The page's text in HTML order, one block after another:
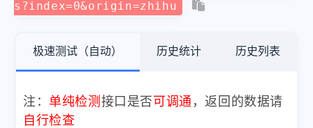
s?index=0&origin=zhihu
极速测试（自动） 历史统计 历史列表
注： 单纯检测 接口是否 可调通 ，返回的数据请
自行检查